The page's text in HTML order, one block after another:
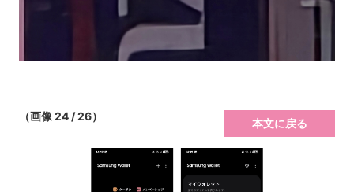
（画像 24 / 26）
本文に戻る